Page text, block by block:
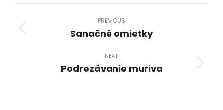
navigation
PREVIOUS
Previous
Sanačné omietky
NEXT
Next
Podrezávanie muriva